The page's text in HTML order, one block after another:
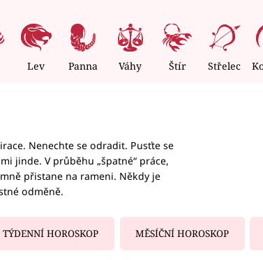
Lev Panna Váhy Štír Střelec
Nenechte se odradit. Pusťte se
jinde. V průběhu „špatné“ práce,
přistane na rameni. Někdy je
odměně.
TÝDENNÍ HOROSKOP MĚSÍČNÍ HOROSKOP